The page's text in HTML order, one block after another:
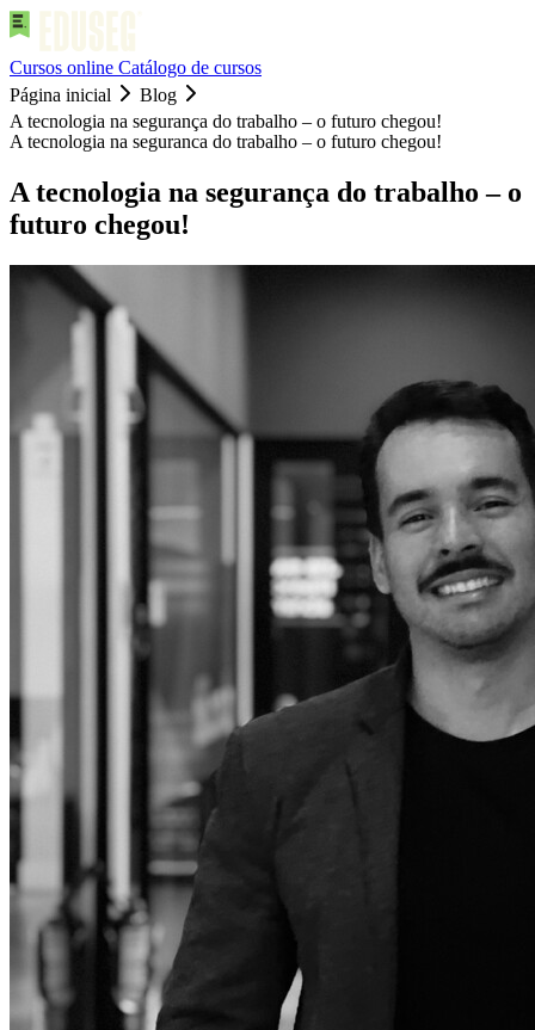
Cursos online Catálogo de cursos
Página inicial
Blog
A tecnologia na segurança do trabalho – o futuro chegou!
A tecnologia na seguranca do trabalho – o futuro chegou!
A tecnologia na segurança do trabalho – o
futuro chegou!